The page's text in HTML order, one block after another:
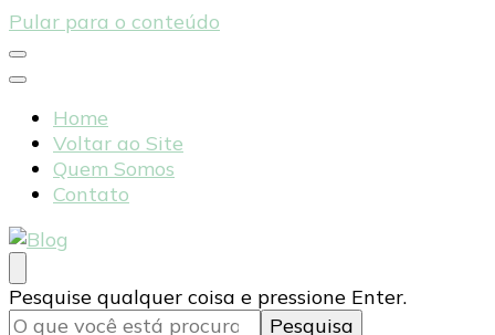
Pular para o conteúdo
Home
Voltar ao Site
Quem Somos
Contato
Blog
Tudo sobre sua saúde e bem-estar
Procurando
algo?
Pesquise qualquer coisa e pressione Enter.